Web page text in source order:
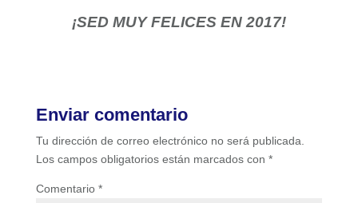
¡SED MUY FELICES EN 2017!
Enviar comentario
Tu dirección de correo electrónico no será publicada.
Los campos obligatorios están marcados con *
Comentario *